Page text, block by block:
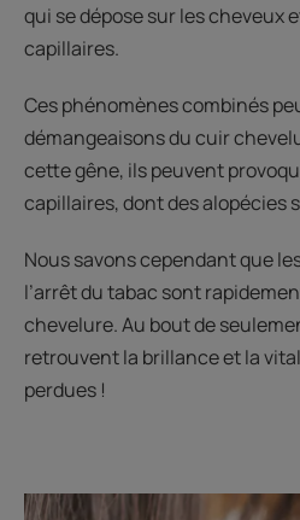
qui se dépose sur les cheveux
capillaires.
Ces phénomènes combinés
démangeaisons du cuir
cette gêne, ils peuvent
capillaires, dont des alopécies
Nous savons cependant que
l’arrêt du tabac sont
chevelure. Au bout de
retrouvent la brillance et la
perdues !